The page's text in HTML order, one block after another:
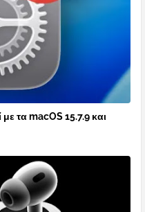
με τα macOS 15.7.9 και